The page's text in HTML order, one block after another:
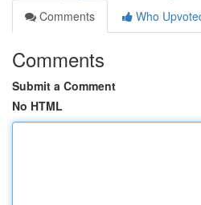
Comments
Who
Comments
Submit a Comment
No HTML